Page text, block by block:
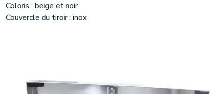
Coloris : beige et noir
Couvercle du tiroir : inox